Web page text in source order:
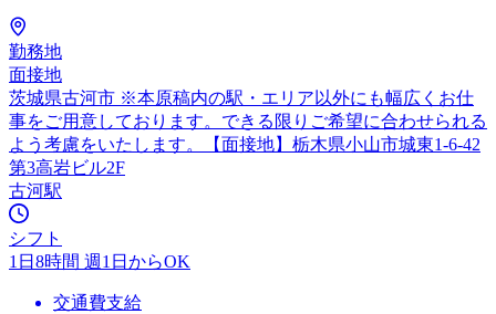
勤務地
面接地
茨城県古河市 ※本原稿内の駅・エリア以外にも幅広くお仕
事をご用意しております。できる限りご希望に合わせられる
よう考慮をいたします。【面接地】栃木県小山市城東1-6-42
第3高岩ビル2F
古河駅
シフト
1日8時間 週1日からOK
交通費支給